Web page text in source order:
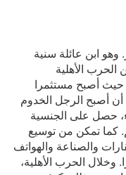
ابن عائلة سنية
الأهلية
حيث أصبح مستثمرا
أن أصبح الرجل الخدوم
حصل على الجنسية
كما تمكن من توسيع
والصناعة والهواتف
وخلال الحرب الأهلية،